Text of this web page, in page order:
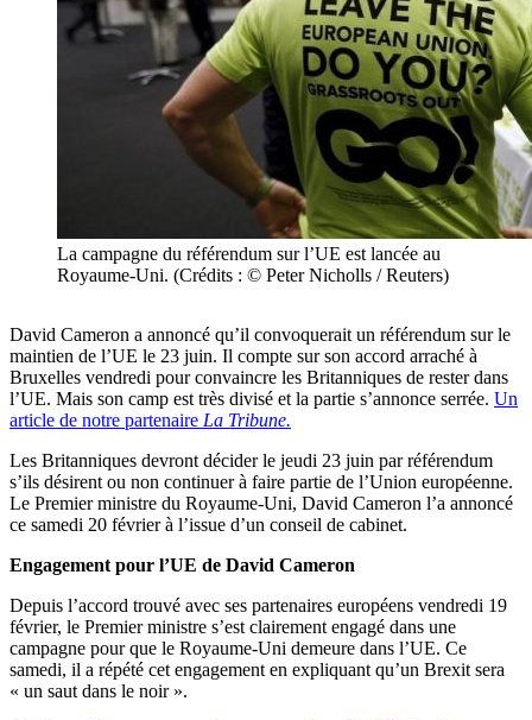
La campagne du référendum sur l’UE est lancée au
Royaume-Uni. (Crédits : © Peter Nicholls / Reuters)
David Cameron a annoncé qu’il convoquerait un référendum sur le
maintien de l’UE le 23 juin. Il compte sur son accord arraché à
Bruxelles vendredi pour convaincre les Britanniques de rester dans
l’UE. Mais son camp est très divisé et la partie s’annonce serrée. Un
article de notre partenaire La Tribune.
Les Britanniques devront décider le jeudi 23 juin par référendum
s’ils désirent ou non continuer à faire partie de l’Union européenne.
Le Premier ministre du Royaume-Uni, David Cameron l’a annoncé
ce samedi 20 février à l’issue d’un conseil de cabinet.
Engagement pour l’UE de David Cameron
Depuis l’accord trouvé avec ses partenaires européens vendredi 19
février, le Premier ministre s’est clairement engagé dans une
campagne pour que le Royaume-Uni demeure dans l’UE. Ce
samedi, il a répété cet engagement en expliquant qu’un Brexit sera
« un saut dans le noir ».